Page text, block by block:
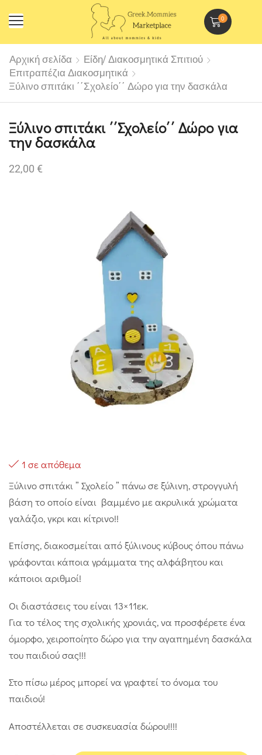
0
Αρχική σελίδα
Είδη/ Διακοσμητικά Σπιτιού
Επιτραπέζια Διακοσμητικά
Ξύλινο σπιτάκι ΄΄Σχολείο΄΄ Δώρο για την δασκάλα
Ξύλινο σπιτάκι ΄΄Σχολείο΄΄ Δώρο για
την δασκάλα
22,00 €
1 σε απόθεμα
Ξύλινο σπιτάκι ” Σχολείο ” πάνω σε ξύλινη, στρογγυλή
βάση το οποίο είναι βαμμένο με ακρυλικά χρώματα
γαλάζιο, γκρι και κίτρινο!!
Επίσης, διακοσμείται από ξύλινους κύβους όπου πάνω
γράφονται κάποια γράμματα της αλφάβητου και
κάποιοι αριθμοί!
Οι διαστάσεις του είναι 13×11εκ.
Για το τέλος της σχολικής χρονιάς, να προσφέρετε ένα
όμορφο, χειροποίητο δώρο για την αγαπημένη δασκάλα
του παιδιού σας!!!
Στο πίσω μέρος μπορεί να γραφτεί το όνομα του
παιδιού!
Αποστέλλεται σε συσκευασία δώρου!!!!